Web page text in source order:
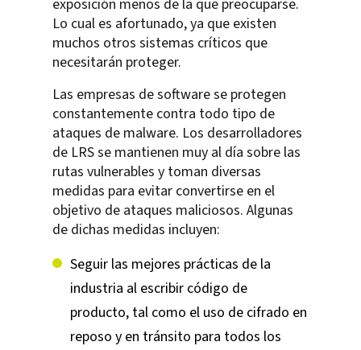
exposición menos de la que preocuparse.
Lo cual es afortunado, ya que existen
muchos otros sistemas críticos que
necesitarán proteger.
Las empresas de software se protegen
constantemente contra todo tipo de
ataques de malware. Los desarrolladores
de LRS se mantienen muy al día sobre las
rutas vulnerables y toman diversas
medidas para evitar convertirse en el
objetivo de ataques maliciosos. Algunas
de dichas medidas incluyen:
Seguir las mejores prácticas de la
industria al escribir código de
producto, tal como el uso de cifrado en
reposo y en tránsito para todos los